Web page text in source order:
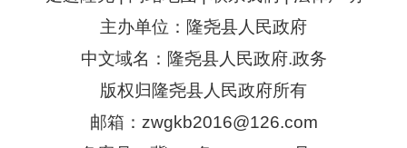
主办单位：隆尧县人民政府
中文域名：隆尧县人民政府.政务
版权归隆尧县人民政府所有
邮箱：zwgkb2016@126.com